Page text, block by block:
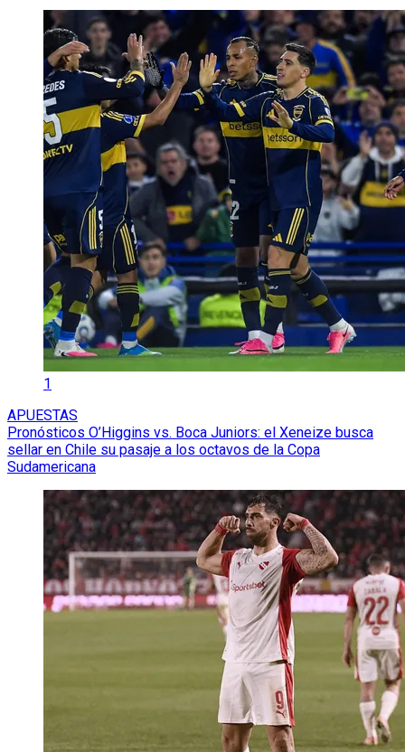
1
APUESTAS
Pronósticos O’Higgins vs. Boca Juniors: el Xeneize busca
sellar en Chile su pasaje a los octavos de la Copa
Sudamericana